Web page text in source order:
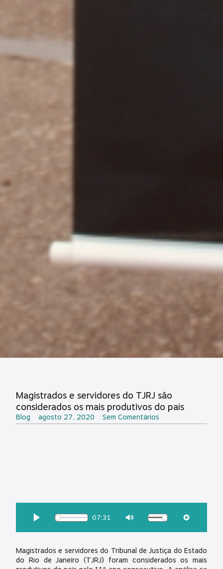
Magistrados e servidores do TJRJ são
considerados os mais produtivos do país
Blog agosto 27, 2020 Sem Comentários
07:31
Magistrados e servidores do Tribunal de Justiça do Estado
do Rio de Janeiro (TJRJ) foram considerados os mais